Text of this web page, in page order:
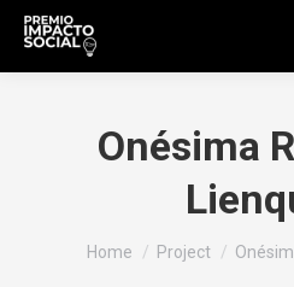
Onésima
You are here:
Home Project